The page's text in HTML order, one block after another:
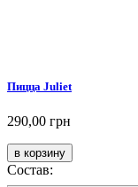
Пицца Juliet
290,00 грн
Состав: